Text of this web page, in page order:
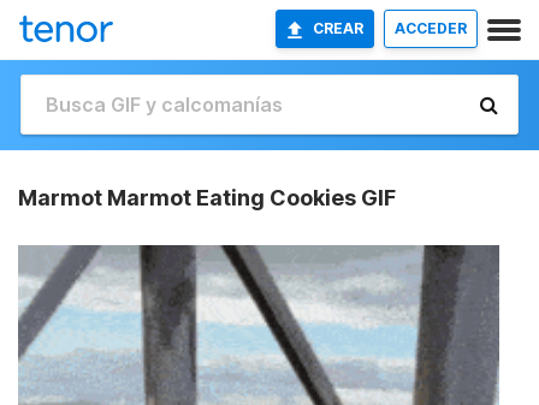
CREAR ACCEDER
Marmot Marmot Eating Cookies GIF